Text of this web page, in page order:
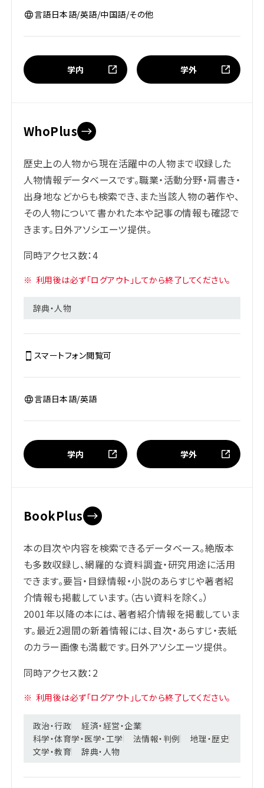
言語日本語/英語/中国語/その他
学内 学外
WhoPlus
歴史上の人物から現在活躍中の人物まで収録した
人物情報データベースです。職業・活動分野・肩書き・
出身地などからも検索でき、また当該人物の著作や、
その人物について書かれた本や記事の情報も確認で
きます。日外アソシエーツ提供。
同時アクセス数：4
※ 利用後は必ず「ログアウト」してから終了してください。
辞典・人物
スマートフォン閲覧可
言語日本語/英語
学内 学外
BookPlus
本の目次や内容を検索できるデータベース。絶版本
も多数収録し、網羅的な資料調査・研究用途に活用
できます。要旨・目録情報・小説のあらすじや著者紹
介情報も掲載しています。（古い資料を除く。）
2001年以降の本には、著者紹介情報を掲載していま
す。最近2週間の新着情報には、目次・あらすじ・表紙
のカラー画像も満載です。日外アソシエーツ提供。
同時アクセス数：2
※ 利用後は必ず「ログアウト」してから終了してください。
政治・行政
経済・経営・企業
科学・体育学・医学・工学
法情報・判例
地理・歴史
文学・教育
辞典・人物